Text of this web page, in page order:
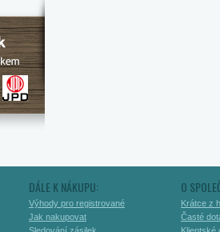
DÁLE K NÁKUPU:
Výhody pro registrované
Jak nakupovat
O
Krátce z
Časté